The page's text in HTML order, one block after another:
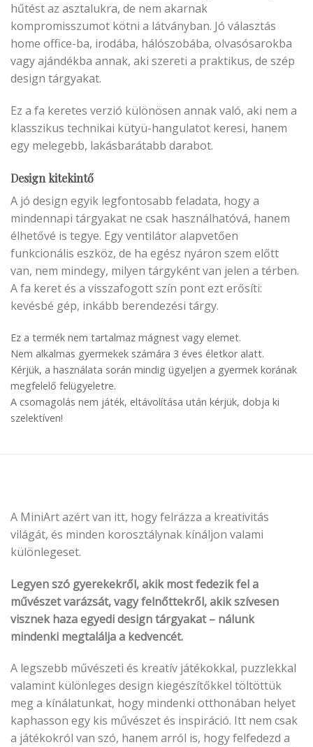
hűtést az asztalukra, de nem akarnak
kompromisszumot kötni a látványban. Jó választás
home office-ba, irodába, hálószobába, olvasósarokba
vagy ajándékba annak, aki szereti a praktikus, de szép
design tárgyakat.
Ez a fa keretes verzió különösen annak való, aki nem a
klasszikus technikai kütyü-hangulatot keresi, hanem
egy melegebb, lakásbarátabb darabot.
Design kitekintő
A jó design egyik legfontosabb feladata, hogy a
mindennapi tárgyakat ne csak használhatóvá, hanem
élhetővé is tegye. Egy ventilátor alapvetően
funkcionális eszköz, de ha egész nyáron szem előtt
van, nem mindegy, milyen tárgyként van jelen a térben.
A fa keret és a visszafogott szín pont ezt erősíti:
kevésbé gép, inkább berendezési tárgy.
Ez a termék nem tartalmaz mágnest vagy elemet.
Nem alkalmas gyermekek számára 3 éves életkor alatt.
Kérjük, a használata során mindig ügyeljen a gyermek korának
megfelelő felügyeletre.
A csomagolás nem játék, eltávolítása után kérjük, dobja ki
szelektíven!
A MiniArt azért van itt, hogy felrázza a kreativitás
világát, és minden korosztálynak kínáljon valami
különlegeset.
Legyen szó gyerekekről, akik most fedezik fel a
művészet varázsát, vagy felnőttekről, akik szívesen
visznek haza egyedi design tárgyakat – nálunk
mindenki megtalálja a kedvencét.
A legszebb művészeti és kreatív játékokkal, puzzlekkal
valamint különleges design kiegészítőkkel töltöttük
meg a kínálatunkat, hogy mindenki otthonában helyet
kaphasson egy kis művészet és inspiráció. Itt nem csak
a játékokról van szó, hanem arról is, hogy felfedezd a